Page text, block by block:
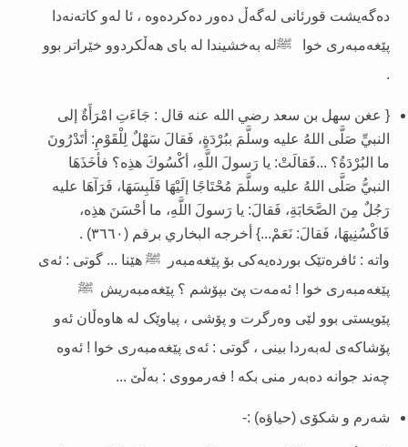
دەگەیشت قورئانى لەگەڵ دەور دەکردەوە ، ئا لەو کاتەنەدا
پێغەمبەرى خوا
ﷺلە بەخشیندا لە باى هەڵکردوو خێراتر بوو
.
{ عغن سهل بن سعد رضي الله عنه قال : جَاءَتِ امْرَأَةٌ إلى
النبيِّ صَلَّى اللهُ عليه وسلَّمَ ببُرْدَةٍ، فَقالَ سَهْلٌ لِلْقَوْمِ: أتَدْرُونَ
ما البُرْدَةُ؟ ...فَقالَتْ: يا رَسولَ اللَّهِ، أكْسُوكَ هذِه؟ فأخَذَهَا
النبيُّ صَلَّى اللهُ عليه وسلَّمَ مُحْتَاجًا إلَيْهَا فَلَبِسَهَا، فَرَآهَا عليه
رَجُلٌ مِنَ الصَّحَابَةِ، فَقالَ: يا رَسولَ اللَّهِ، ما أحْسَنَ هذِه،
فَاكْسُنِيهَا، فَقالَ: نَعَمْ...} أخرجه البخاري برقم (٣٦٦٠) .
واتە : ئافرەتێک بوردەیەکى بۆ پێغەمبەر
ﷺ هێنا ... گوتى : ئەى
پێغەمبەرى خوا ! ئەمەت پێ بپۆشم ؟ پێغەمبەريش ﷺ
پێویستى بوو لێی وەرگرت و پۆشى ، پیاوێک لە هاوەڵان ئەو
پۆشاکەى لەبەردا بینى ، گوتى : ئەى پێغەمبەرى خوا ! ئەوە
چەند جوانە دەبەر منى بکە ! فەرمووى : بەڵێ ...
شەرم و شکۆى (حیاؤه) :-